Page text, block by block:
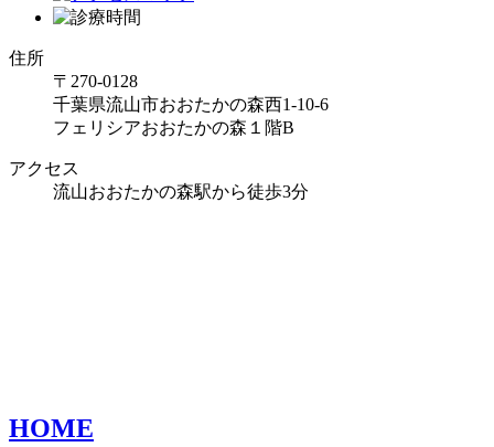
住所
〒270-0128
千葉県流山市おおたかの森西1-10-6
フェリシアおおたかの森１階B
アクセス
流山おおたかの森駅から徒歩3分
HOME